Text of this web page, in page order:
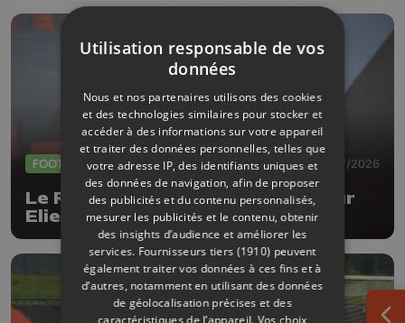
FOOTBALL 30/07/2026
Le RFC Liège recrute le défenseur
Elie Ilunga Kitoko
Utilisation responsable de vos
données
Nous et nos partenaires utilisons des cookies
et des technologies similaires pour stocker et
accéder à des informations sur votre appareil
et traiter des données personnelles, telles que
votre adresse IP, des identifiants uniques et
des données de navigation, afin de proposer
des publicités et du contenu personnalisés,
mesurer les publicités et le contenu, obtenir
des insights d’audience et améliorer les
services. Fournisseurs tiers (1910) peuvent
également traiter vos données à ces fins et à
d’autres, notamment en utilisant des données
de géolocalisation précises et des
caractéristiques de l’appareil. Vos choix